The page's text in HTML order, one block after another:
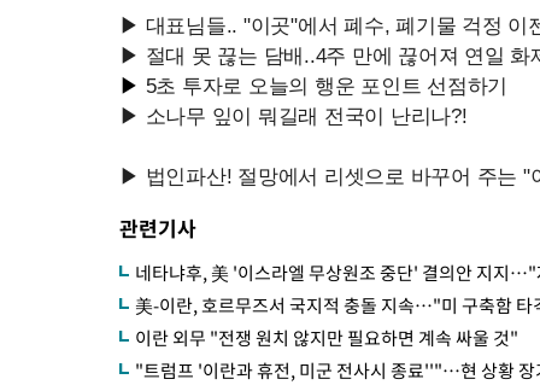
관련기사
네타냐후, 美 '이스라엘 무상원조 중단' 결의안 지지
美-이란, 호르무즈서 국지적 충돌 지속…"미 구축함 타
이란 외무 "전쟁 원치 않지만 필요하면 계속 싸울 것"
"트럼프 '이란과 휴전, 미군 전사시 종료''"…현 상황